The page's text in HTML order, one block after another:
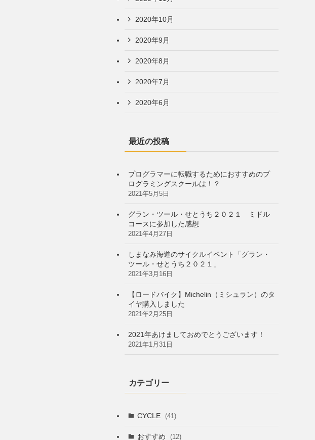
2020年10月
2020年9月
2020年8月
2020年7月
2020年6月
最近の投稿
プログラマーに転職するためにおすすめのプ
ログラミングスクールは！？
2021年5月5日
グラン・ツール・せとうち２０２１ ミドル
コースに参加した感想
2021年4月27日
しまなみ海道のサイクルイベント「グラン・
ツール・せとうち２０２１」
2021年3月16日
【ロードバイク】Michelin（ミシュラン）のタ
イヤ購入しました
2021年2月25日
2021年あけましておめでとうございます！
2021年1月31日
カテゴリー
CYCLE (41)
おすすめ (12)